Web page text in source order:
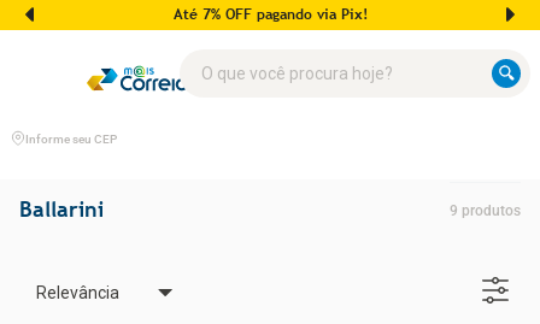
Até 7% OFF pagando via Pix!
Informe seu CEP
Ballarini 9 produtos
Relevância